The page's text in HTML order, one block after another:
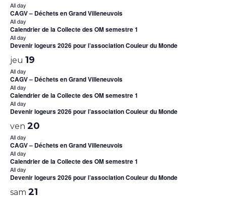
All day
CAGV – Déchets en Grand Villeneuvois
All day
Calendrier de la Collecte des OM semestre 1
All day
Devenir logeurs 2026 pour l’association Couleur du Monde
jeu 19
All day
CAGV – Déchets en Grand Villeneuvois
All day
Calendrier de la Collecte des OM semestre 1
All day
Devenir logeurs 2026 pour l’association Couleur du Monde
ven 20
All day
CAGV – Déchets en Grand Villeneuvois
All day
Calendrier de la Collecte des OM semestre 1
All day
Devenir logeurs 2026 pour l’association Couleur du Monde
sam 21